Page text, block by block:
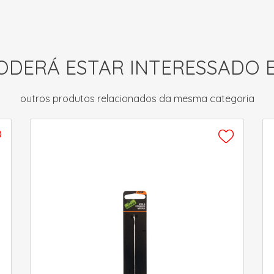
ESTAR INTERESSADO
outros produtos relacionados da mesma categoria